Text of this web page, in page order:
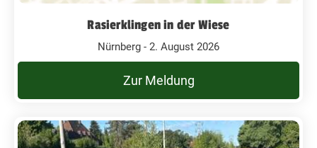
Rasierklingen in der Wiese
Nürnberg - 2. August 2026
Zur Meldung